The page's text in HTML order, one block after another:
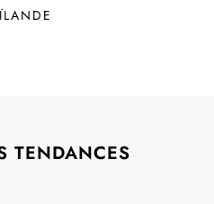
TENDANCES